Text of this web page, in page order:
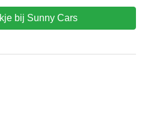
bij Sunny Cars